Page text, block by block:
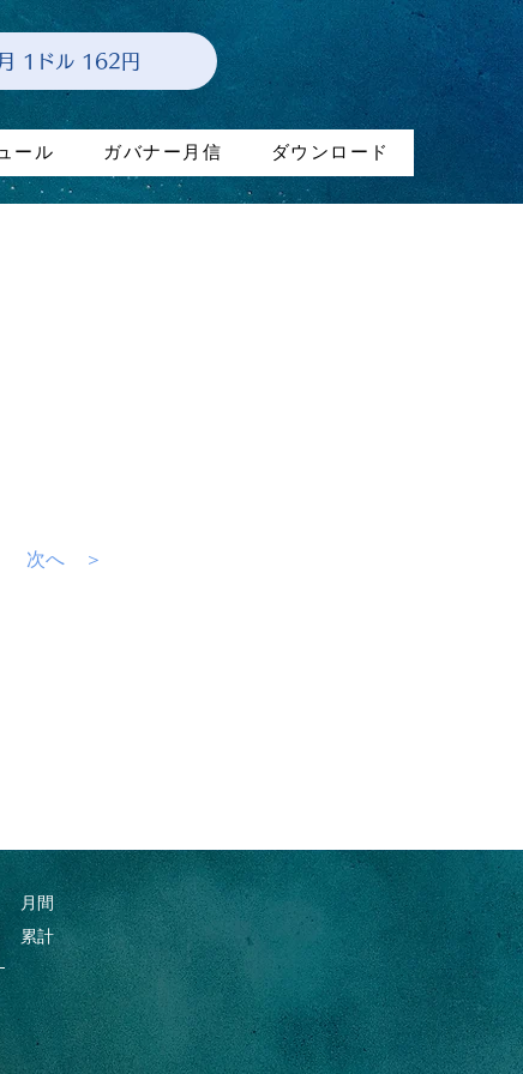
月 1ドル 162円
ール ガバナー月信 ダウンロード
次へ ＞
月間
累計